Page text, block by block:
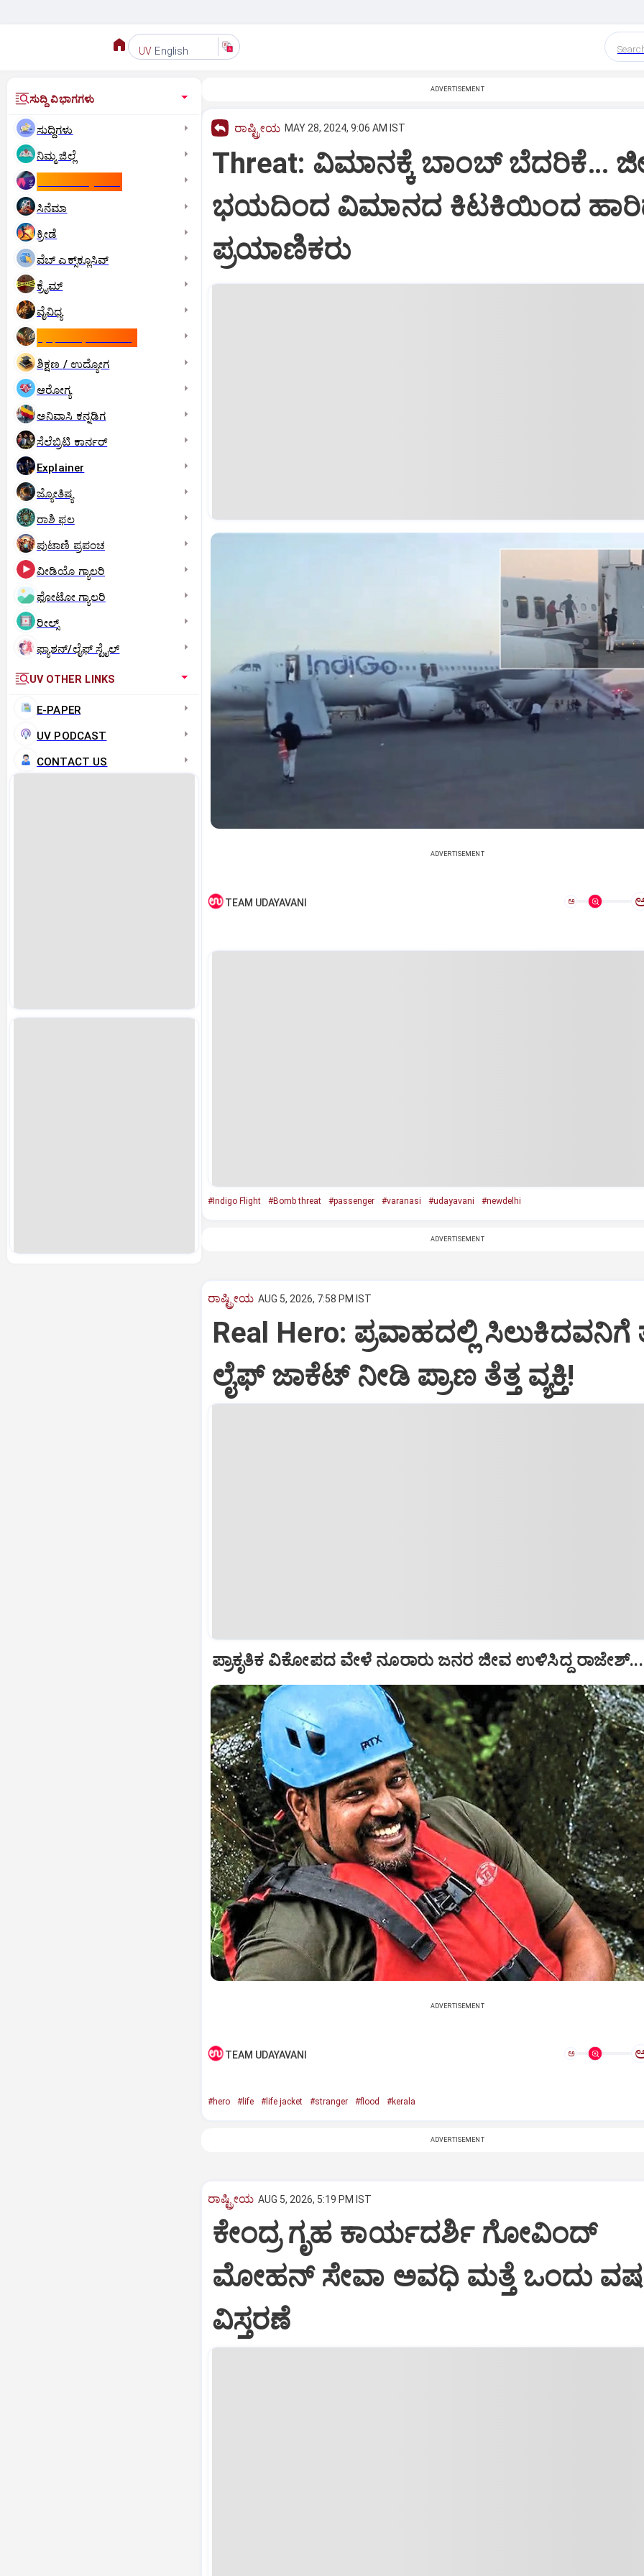
UV English
ಸುದ್ದಿ ವಿಭಾಗಗಳು
ಸುದ್ದಿಗಳು
ನಿಮ್ಮ ಜಿಲ್ಲೆ
ಸಿನೆಮಾ
ಕ್ರೀಡೆ
ವೆಬ್ ಎಕ್ಸ್‌ಕ್ಲೂಸಿವ್
ಕ್ರೈಮ್
ವೈವಿಧ್ಯ
ಶಿಕ್ಷಣ / ಉದ್ಯೋಗ
ಆರೋಗ್ಯ
ಅನಿವಾಸಿ ಕನ್ನಡಿಗ
ಸೆಲೆಬ್ರಿಟಿ ಕಾರ್ನರ್‌
Explainer
ಜ್ಯೋತಿಷ್ಯ
ರಾಶಿ ಫಲ
ಪುಟಾಣಿ ಪ್ರಪಂಚ
ವೀಡಿಯೊ ಗ್ಯಾಲರಿ
ಫೋಟೋ ಗ್ಯಾಲರಿ
ರೀಲ್ಸ್
ಫ್ಯಾಶನ್/ಲೈಫ್‌ ಸ್ಟೈಲ್
UV OTHER LINKS
E-PAPER
UV PODCAST
CONTACT US
ADVERTISEMENT
ರಾಷ್ಟ್ರೀಯ MAY 28, 2024, 9:06 AM IST
Threat: ವಿಮಾನಕ್ಕೆ ಬಾಂಬ್ ಬೆದರಿಕೆ…
ಭಯದಿಂದ ವಿಮಾನದ ಕಿಟಕಿಯಿಂದ
ಪ್ರಯಾಣಿಕರು
ADVERTISEMENT
TEAM UDAYAVANI ಅ
#Indigo Flight #Bomb threat #passenger #varanasi #udayavani #newdelhi
ADVERTISEMENT
ರಾಷ್ಟ್ರೀಯ AUG 5, 2026, 7:58 PM IST
Real Hero: ಪ್ರವಾಹದಲ್ಲಿ ಸಿಲುಕಿದವನಿಗೆ
ಲೈಫ್ ಜಾಕೆಟ್ ನೀಡಿ ಪ್ರಾಣ ತೆತ್ತ ವ್ಯಕ್ತಿ!
ಪ್ರಾಕೃತಿಕ ವಿಕೋಪದ ವೇಳೆ ನೂರಾರು ಜನರ ಜೀವ ಉಳಿಸಿದ್ದ ರಾಜೇಶ್‌...
ADVERTISEMENT
TEAM UDAYAVANI ಅ
#hero #life #life jacket #stranger #flood #kerala
ADVERTISEMENT
ರಾಷ್ಟ್ರೀಯ AUG 5, 2026, 5:19 PM IST
ಕೇಂದ್ರ ಗೃಹ ಕಾರ್ಯದರ್ಶಿ ಗೋವಿಂದ್
ಮೋಹನ್ ಸೇವಾ ಅವಧಿ ಮತ್ತೆ ಒಂದು
ವಿಸ್ತರಣೆ